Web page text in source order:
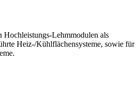
Hochleistungs-Lehmmodulen als
Heiz-/Kühlflächensysteme, sowie für